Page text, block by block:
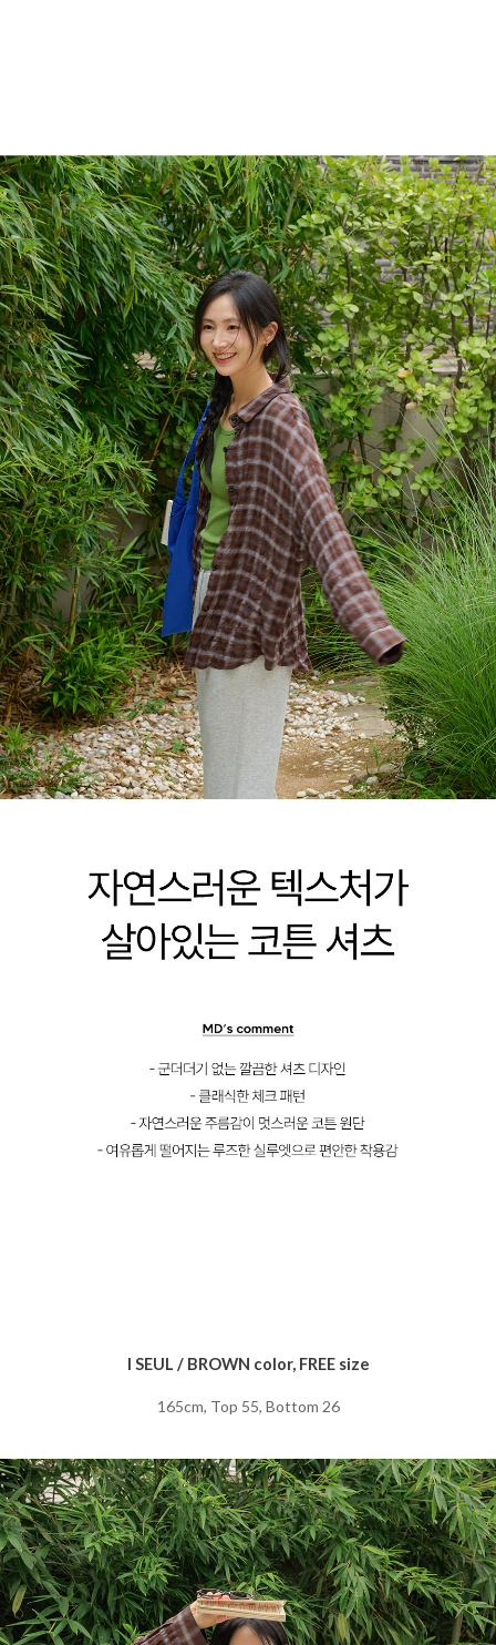
I SEUL / BROWN color, FREE size
165cm, Top 55, Bottom 26